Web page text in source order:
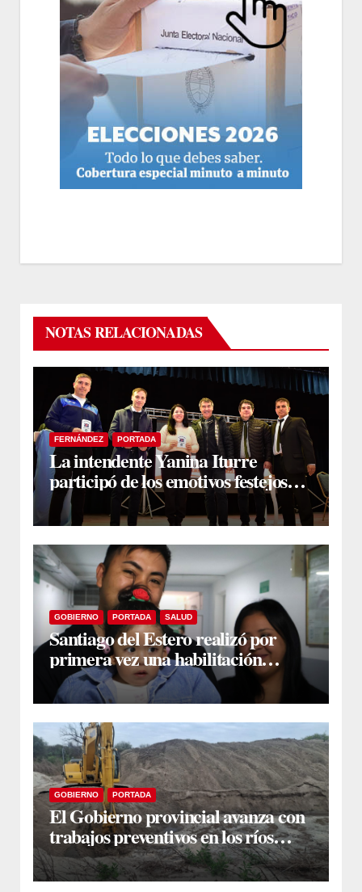
NOTAS RELACIONADAS
FERNÁNDEZ PORTADA
La intendente Yanina Iturre
participó de los emotivos festejos
por el Aniversario del Taekwon-Do
en Fernández
GOBIERNO PORTADA SALUD
Santiago del Estero realizó por
primera vez una habilitación
auditiva con vincha de conducción
ósea
GOBIERNO PORTADA
El Gobierno provincial avanza con
trabajos preventivos en los ríos
Dulce y Salado y en los Bajos
Submeridionales